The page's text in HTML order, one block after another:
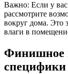
Важно: Если у
рассмотрите
вокруг дома. Это
влаги в
Финишное
специфики